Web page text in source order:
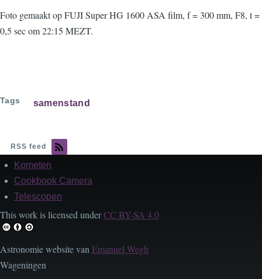
Foto gemaakt op FUJI Super HG 1600 ASA film, f = 300 mm, F8, t =
0,5 sec om 22:15 MEZT.
Tags samenstand
RSS feed
FooterKometen
Cookbook Camera
Telescopen
This work is licensed underCC BY-SA 4.0
Astronomie website van Emanuel Wegh
Wageningen